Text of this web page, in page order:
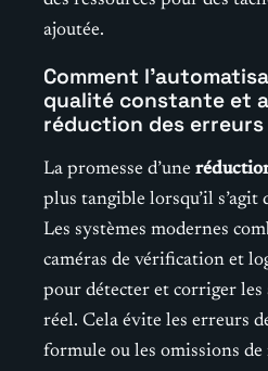
ajoutée.
Comment
qualité constante et
réduction des erreurs
La promesse d’une
plus tangible lorsqu’il s’agit
Les systèmes modernes
caméras de vérification et
pour détecter et corriger les
réel. Cela évite les erreurs
formule ou les omissions